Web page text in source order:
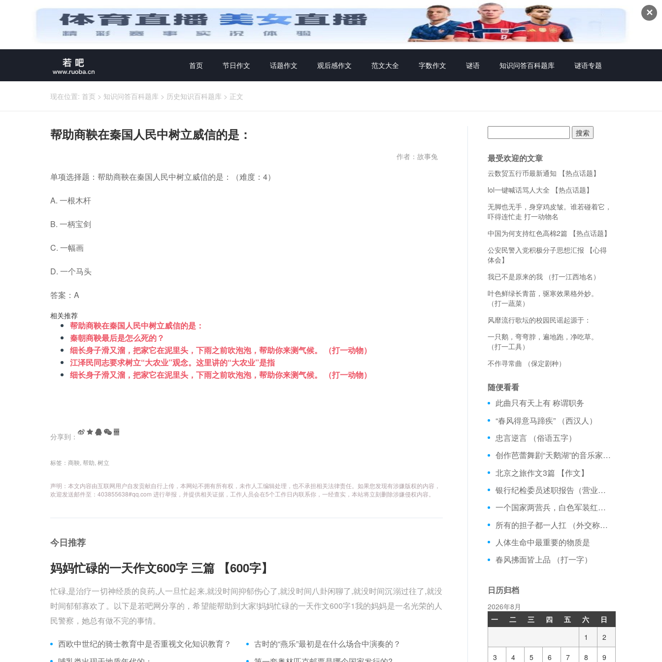
✕
首页 节日作文 话题作文 观后感作文 范文大全 字数作文 谜语 知识问答百科题库 谜语专题
现在位置: 首页 > 知识问答百科题库 > 历史知识百科题库 > 正文
帮助商鞅在秦国人民中树立威信的是：
作者：故事兔
单项选择题：帮助商鞅在秦国人民中树立威信的是：（难度：4）
A. 一根木杆
B. 一柄宝剑
C. 一幅画
D. 一个马头
答案：A
相关推荐
帮助商鞅在秦国人民中树立威信的是：
秦朝商鞅最后是怎么死的？
细长身子滑又溜，把家它在泥里头，下雨之前吹泡泡，帮助你来测气候。 （打一动物）
江泽民同志要求树立“大农业”观念。这里讲的“大农业”是指
细长身子滑又溜，把家它在泥里头，下雨之前吹泡泡，帮助你来测气候。 （打一动物）
分享到：
标签： 商鞅 帮助 树立
声明：本文内容由互联网用户自发贡献自行上传，本网站不拥有所有权，未作人工编辑处理，也不承担相关法律责任。如果您发现有涉嫌版权的内容，
欢迎发送邮件至：403855638#qq.com 进行举报，并提供相关证据，工作人员会在5个工作日内联系你，一经查实，本站将立刻删除涉嫌侵权内容。
今日推荐
妈妈忙碌的一天作文600字 三篇 【600字】
忙碌,是治疗一切神经质的良药,人一旦忙起来,就没时间抑郁伤心了,就没时间八卦闲聊了,就没时间沉溺过往了,就没
时间郁郁寡欢了。以下是若吧网分享的，希望能帮助到大家!妈妈忙碌的一天作文600字1我的妈妈是一名光荣的人
民警察，她总有做不完的事情。
西欧中世纪的骑士教育中是否重视文化知识教育？
古时的“燕乐”最初是在什么场合中演奏的？
索：
最受欢迎的文章
云数贸五行币最新通知 【热点话题】
lol一键喊话骂人大全 【热点话题】
无脚也无手，身穿鸡皮皱。谁若碰着它，
吓得连忙走 打一动物名
中国为何支持红色高棉2篇 【热点话题】
公安民警入党积极分子思想汇报 【心得
体会】
我已不是原来的我 （打一江西地名）
叶色鲜绿长青苗，驱寒效果格外妙。
（打一蔬菜）
风靡流行歌坛的校园民谣起源于：
一只鹅，弯弯脖，遍地跑，净吃草。
（打一工具）
不作寻常曲 （保定剧种）
随便看看
此曲只有天上有 称谓职务
“春风得意马蹄疾” （西汉人）
忠言逆言 （俗语五字）
创作芭蕾舞剧“天鹅湖”的音乐家是：
北京之旅作文3篇 【作文】
银行纪检委员述职报告（营业部监察工作）三篇 【工作报告】
一个国家两营兵，白色军装红帐篷，若要出口它不管，进口两军战不停。 （打一人体器官）
所有的担子都一人扛 （外交称谓）
人体生命中最重要的物质是
春风拂面皆上品 （打一字）
日历归档
2026年8月
一
二 三 四 五 六
日
1
2
3 4 5 6 7 8 9